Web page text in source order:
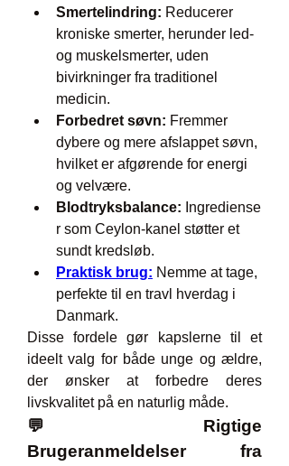
Smertelindring: Reducerer
kroniske smerter, herunder led-
og muskelsmerter, uden
bivirkninger fra traditionel
medicin.
Forbedret søvn: Fremmer
dybere og mere afslappet søvn,
hvilket er afgørende for energi
og velvære.
Blodtryksbalance: Ingrediense
r som Ceylon-kanel støtter et
sundt kredsløb.
Praktisk brug: Nemme at tage,
perfekte til en travl hverdag i
Danmark.
Disse fordele gør kapslerne til et
ideelt valg for både unge og ældre,
der ønsker at forbedre deres
livskvalitet på en naturlig måde.
💬 Rigtige
Brugeranmeldelser fra